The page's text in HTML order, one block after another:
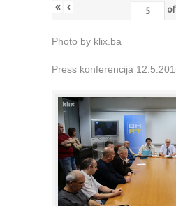
« ‹ of
Photo by klix.ba
Press konferencija